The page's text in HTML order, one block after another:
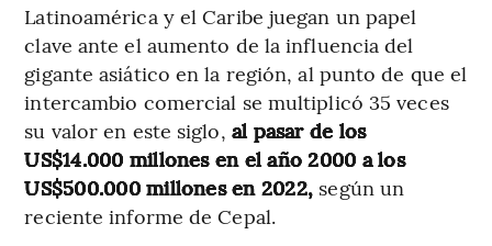
Latinoamérica y el Caribe juegan un papel
clave ante el aumento de la influencia del
gigante asiático en la región, al punto de que el
intercambio comercial se multiplicó 35 veces
su valor en este siglo, al pasar de los
US$14.000 millones en el año 2000 a los
US$500.000 millones en 2022, según un
reciente informe de Cepal.